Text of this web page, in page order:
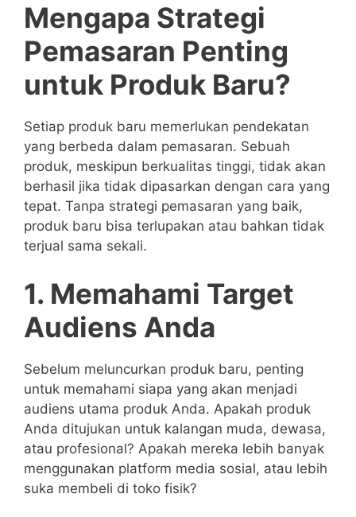
Mengapa Strategi
Pemasaran Penting
untuk Produk Baru?
Setiap produk baru memerlukan pendekatan
yang berbeda dalam pemasaran. Sebuah
produk, meskipun berkualitas tinggi, tidak akan
berhasil jika tidak dipasarkan dengan cara yang
tepat. Tanpa strategi pemasaran yang baik,
produk baru bisa terlupakan atau bahkan tidak
terjual sama sekali.
1. Memahami Target
Audiens Anda
Sebelum meluncurkan produk baru, penting
untuk memahami siapa yang akan menjadi
audiens utama produk Anda. Apakah produk
Anda ditujukan untuk kalangan muda, dewasa,
atau profesional? Apakah mereka lebih banyak
menggunakan platform media sosial, atau lebih
suka membeli di toko fisik?